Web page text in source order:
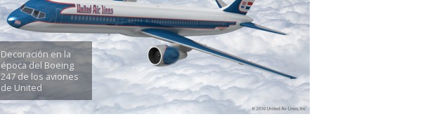
Decoración en la
época del Boeing
247 de los aviones
de United